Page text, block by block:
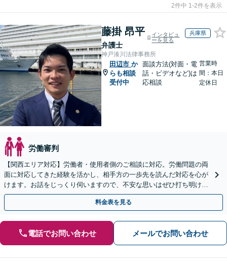
2件中 1-2件を表示
藤掛 昂平
弁護士
インタビュ
ーを見る
兵庫県
神戸湊川法律事務所
田辺市 か
らも相談
受付中
面談方法(対面・電
話・ビデオなど)は
応相談
営業時
間：本日
定休日
労働審判
【関西エリア対応】労働者・使用者側のご相談に対応。労働問題の両
面に対応してきた経験を活かし、相手方の一歩先を読んだ対応を心が
けます。お話をじっくり伺いますので、不安な思いはぜひ打ち明けて
ください【夜間・休日相談可（要予約）】
料金表を見る
電話でお問い合わせ メールでお問い合わせ